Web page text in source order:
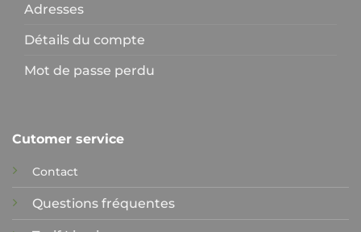
Adresses
Détails du compte
Mot de passe perdu
Cutomer service
Contact
Questions fréquentes